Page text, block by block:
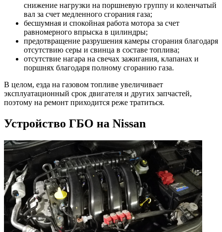
снижение нагрузки на поршневую группу и коленчатый
вал за счет медленного сгорания газа;
бесшумная и спокойная работа мотора за счет
равномерного впрыска в цилиндры;
предотвращение разрушения камеры сгорания благодаря
отсутствию серы и свинца в составе топлива;
отсутствие нагара на свечах зажигания, клапанах и
поршнях благодаря полному сгоранию газа.
В целом, езда на газовом топливе увеличивает
эксплуатационный срок двигателя и других запчастей,
поэтому на ремонт приходится реже тратиться.
Устройство ГБО на Nissan